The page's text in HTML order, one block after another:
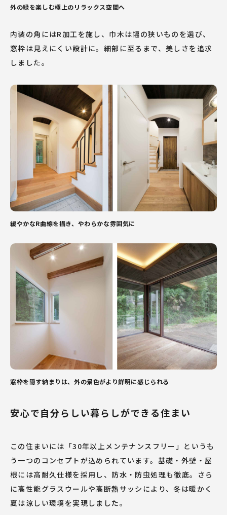
外の緑を楽しむ極上のリラックス空間へ
内装の角にはR加工を施し、巾木は幅の狭いものを選び、
窓枠は見えにくい設計に。細部に至るまで、美しさを追求
しました。
緩やかなR曲線を描き、やわらかな雰囲気に
窓枠を隠す納まりは、外の景色がより鮮明に感じられる
安心で自分らしい暮らしができる住まい
この住まいには「30年以上メンテナンスフリー」というも
う一つのコンセプトが込められています。基礎・外壁・屋
根には高耐久仕様を採用し、防水・防虫処理も徹底。さら
に高性能グラスウールや高断熱サッシにより、冬は暖かく
夏は涼しい環境を実現しました。